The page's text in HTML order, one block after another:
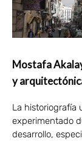
Mostafa
y
La historiografía
experimentado
desarrollo,